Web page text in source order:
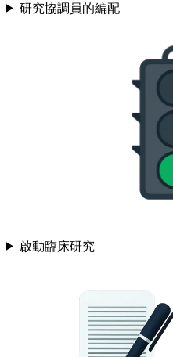
研究協調員的編配
啟動臨床研究